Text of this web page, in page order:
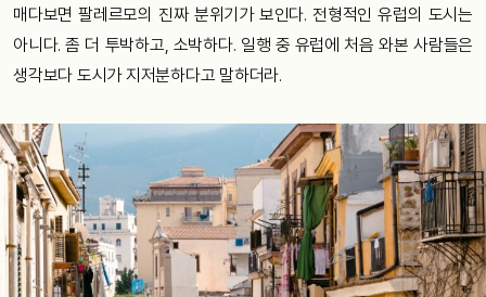
매다보면 팔레르모의 진짜 분위기가 보인다. 전형적인 유럽의 도시는
아니다. 좀 더 투박하고, 소박하다. 일행 중 유럽에 처음 와본 사람들은
생각보다 도시가 지저분하다고 말하더라.